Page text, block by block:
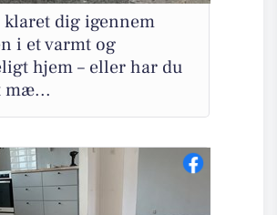
klaret dig igennem
i et varmt og
hjem – eller har du
mæ...